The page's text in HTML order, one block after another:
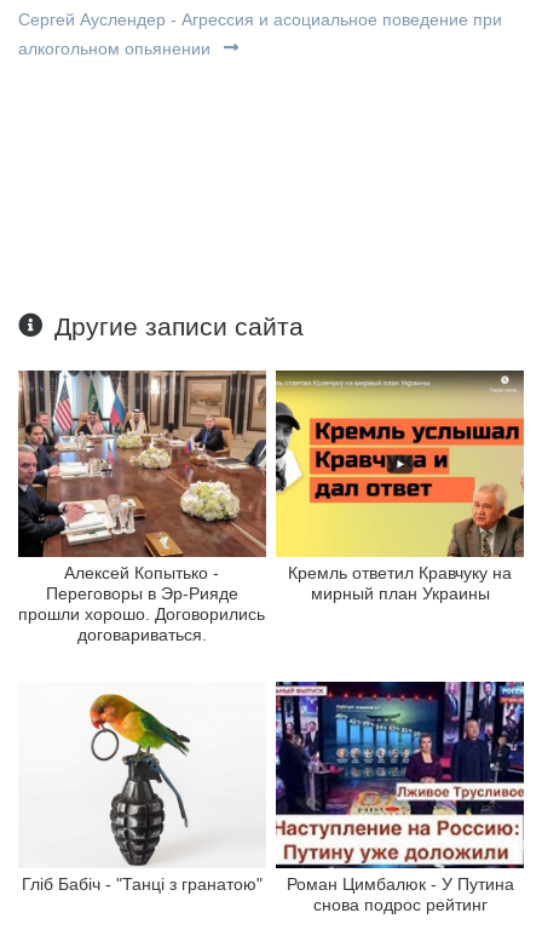
Сергей Ауслендер - Агрессия и асоциальное поведение при
алкогольном опьянении
Другие записи сайта
Алексей Копытько -
Переговоры в Эр-Рияде
прошли хорошо. Договорились
договариваться.
Кремль ответил Кравчуку на
мирный план Украины
Гліб Бабіч - "Танці з гранатою"
Роман Цимбалюк - У Путина
снова подрос рейтинг